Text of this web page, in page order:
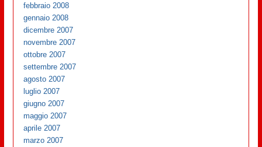
febbraio 2008
gennaio 2008
dicembre 2007
novembre 2007
ottobre 2007
settembre 2007
agosto 2007
luglio 2007
giugno 2007
maggio 2007
aprile 2007
marzo 2007